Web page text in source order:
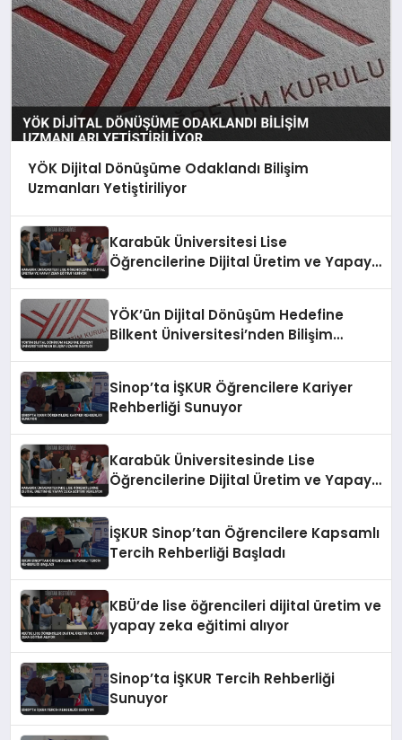
YÖK Dijital Dönüşüme Odaklandı Bilişim
Uzmanları Yetiştiriliyor
Karabük Üniversitesi Lise
Öğrencilerine Dijital Üretim ve Yapay
YÖK’ün Dijital Dönüşüm Hedefine
Bilkent Üniversitesi’nden Bilişim
Sinop’ta İŞKUR Öğrencilere Kariyer
Rehberliği Sunuyor
Karabük Üniversitesinde Lise
Öğrencilerine Dijital Üretim ve Yapay
İŞKUR Sinop’tan Öğrencilere Kapsamlı
Tercih Rehberliği Başladı
KBÜ’de lise öğrencileri dijital üretim ve
yapay zeka eğitimi alıyor
Sinop’ta İŞKUR Tercih Rehberliği
Sunuyor